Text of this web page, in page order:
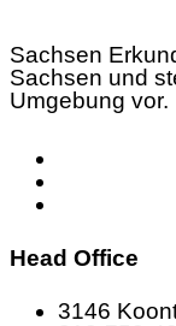
Sachsen
Sachsen und
Umgebung vor.
Head Office
3146